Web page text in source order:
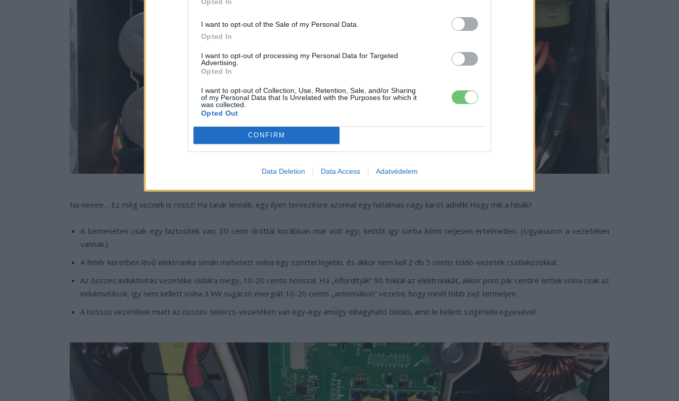
I want to opt-out of the Sale of my Personal Data.
Opted In
I want to opt-out of processing my Personal Data for Targeted
Advertising.
Opted In
I want to opt-out of Collection, Use, Retention, Sale, and/or Sharing
of my Personal Data that Is Unrelated with the Purposes for which it
was collected.
Opted Out
CONFIRM
Data Deletion Data Access Adatvédelem
Na neeee… Ez még viccnek is rossz! Ha tanár lennék, egy ilyen tervezésre azonnal egy hatalmas nagy karót adnék! Hogy mik a hibák?
A bemeneten csak egy biztosíték van; 30 centi dróttal korábban már volt egy, kettőt így sorba kötni teljesen értelmetlen. (Ugyanazon a vezetéken
vannak.)
A fehér keretben lévő elektronika simán mehetett volna egy szinttel lejjebb, és akkor nem kell 2 db 5 centis toldó-vezeték csatlakozókkal.
Az összes induktivitás vezetéke oldalra megy, 10-20 centis hosszal. Ha „elfordítják” 90 fokkal az elektronikát, akkor pont pár centire lettek volna csak az
induktivitások, így nem kellett volna 3 kW sugárzó energiát 10-20 centis „antennákon” vezetni, hogy minél több zajt termeljen.
A hosszú vezetékek miatt az összes tekercs-vezetéken van egy-egy amúgy elhagyható toldás, amit le kellett szigetelni egyesével: